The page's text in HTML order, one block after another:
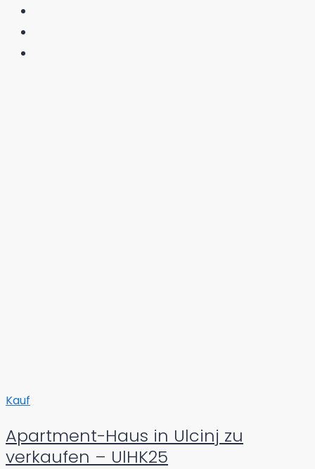
Kauf
Apartment-Haus in Ulcinj zu
verkaufen – UlHK25